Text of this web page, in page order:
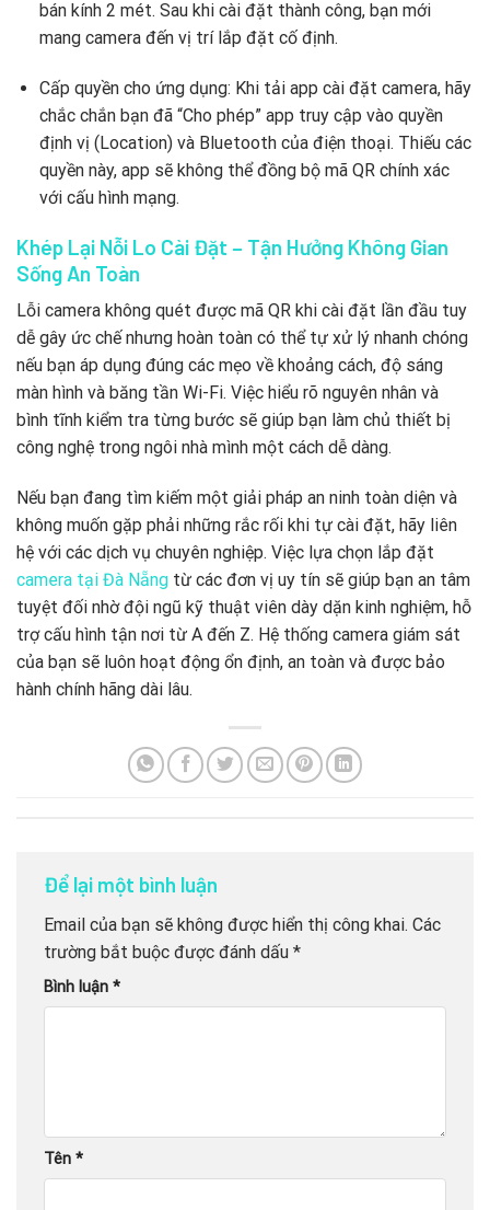
bán kính 2 mét. Sau khi cài đặt thành công, bạn mới
mang camera đến vị trí lắp đặt cố định.
Cấp quyền cho ứng dụng: Khi tải app cài đặt camera, hãy
chắc chắn bạn đã “Cho phép” app truy cập vào quyền
định vị (Location) và Bluetooth của điện thoại. Thiếu các
quyền này, app sẽ không thể đồng bộ mã QR chính xác
với cấu hình mạng.
Khép Lại Nỗi Lo Cài Đặt – Tận Hưởng Không Gian
Sống An Toàn
Lỗi camera không quét được mã QR khi cài đặt lần đầu tuy
dễ gây ức chế nhưng hoàn toàn có thể tự xử lý nhanh chóng
nếu bạn áp dụng đúng các mẹo về khoảng cách, độ sáng
màn hình và băng tần Wi-Fi. Việc hiểu rõ nguyên nhân và
bình tĩnh kiểm tra từng bước sẽ giúp bạn làm chủ thiết bị
công nghệ trong ngôi nhà mình một cách dễ dàng.
Nếu bạn đang tìm kiếm một giải pháp an ninh toàn diện và
không muốn gặp phải những rắc rối khi tự cài đặt, hãy liên
hệ với các dịch vụ chuyên nghiệp. Việc lựa chọn lắp đặt
camera tại Đà Nẵng từ các đơn vị uy tín sẽ giúp bạn an tâm
tuyệt đối nhờ đội ngũ kỹ thuật viên dày dặn kinh nghiệm, hỗ
trợ cấu hình tận nơi từ A đến Z. Hệ thống camera giám sát
của bạn sẽ luôn hoạt động ổn định, an toàn và được bảo
hành chính hãng dài lâu.
Để lại một bình luận
Email của bạn sẽ không được hiển thị công khai. Các
trường bắt buộc được đánh dấu *
Bình luận *
Tên *